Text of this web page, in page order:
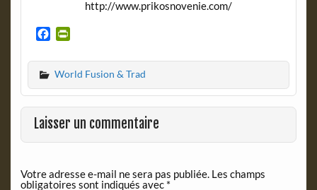
http://www.prikosnovenie.com/
c
e
b
o
o
k
i
n
t
F
r
e
d
World Fusion & Trad
Laisser un commentaire
Votre adresse e-mail ne sera pas publiée. Les champs
obligatoires sont indiqués avec *